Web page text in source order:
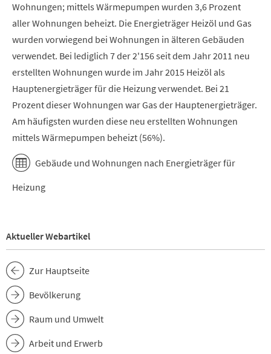
Wohnungen; mittels Wärmepumpen wurden 3,6 Prozent
aller Wohnungen beheizt. Die Energieträger Heizöl und Gas
wurden vorwiegend bei Wohnungen in älteren Gebäuden
verwendet. Bei lediglich 7 der 2'156 seit dem Jahr 2011 neu
erstellten Wohnungen wurde im Jahr 2015 Heizöl als
Hauptenergieträger für die Heizung verwendet. Bei 21
Prozent dieser Wohnungen war Gas der Hauptenergieträger.
Am häufigsten wurden diese neu erstellten Wohnungen
mittels Wärmepumpen beheizt (56%).
Gebäude und Wohnungen nach Energieträger für
Heizung
Aktueller Webartikel
Zur Hauptseite
Bevölkerung
Raum und Umwelt
Arbeit und Erwerb